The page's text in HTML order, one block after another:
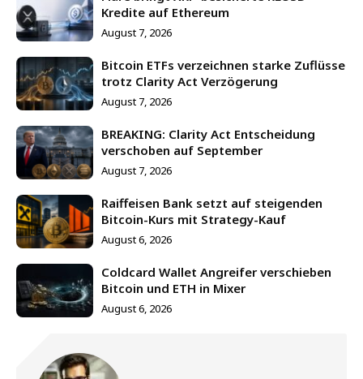
Kredite auf Ethereum
August 7, 2026
Bitcoin ETFs verzeichnen starke Zuflüsse
trotz Clarity Act Verzögerung
August 7, 2026
BREAKING: Clarity Act Entscheidung
verschoben auf September
August 7, 2026
Raiffeisen Bank setzt auf steigenden
Bitcoin-Kurs mit Strategy-Kauf
August 6, 2026
Coldcard Wallet Angreifer verschieben
Bitcoin und ETH in Mixer
August 6, 2026